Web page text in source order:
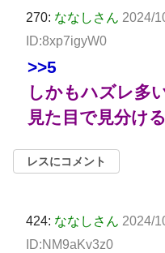
270: ななしさん 2024/
ID:8xp7igyW0
>>5
しかもハズレ多
見た目で見分け
レスにコメント
424: ななしさん 2024/
ID:NM9aKv3z0